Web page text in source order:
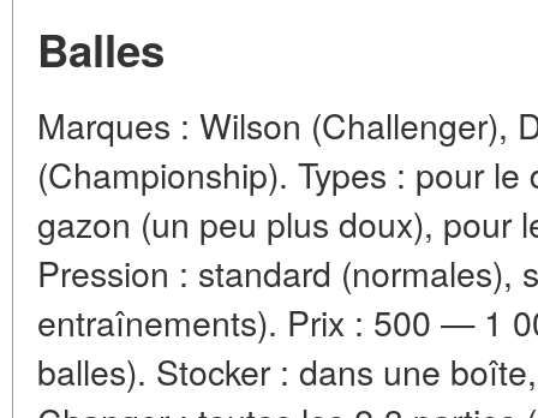
Balles
Marques : Wilson (Challenger),
(Championship). Types : pour
gazon (un peu plus doux), pour
Pression : standard (normales),
entraînements). Prix : 500 — 1
balles). Stocker : dans une